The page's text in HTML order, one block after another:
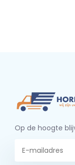
Op de hoogte